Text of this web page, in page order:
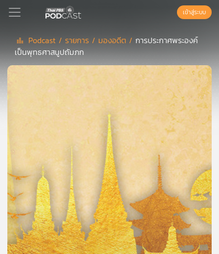
Podcast
เพล
ย์
ลิ
สต์
ของ
คุณ
เข้าสู่ระบบ
Podcast / รายการ / มองอดีต / การประกาศพระองค์
เป็นพุทธศาสนูปถัมภก